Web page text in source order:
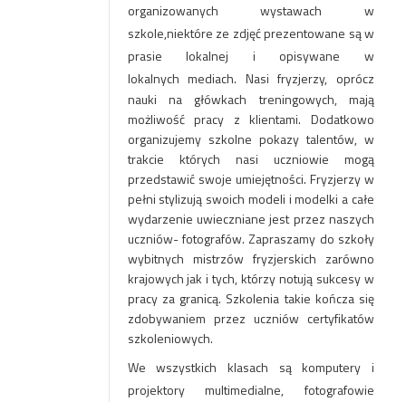
organizowanych wystawach w
szkole,niektóre ze zdjęć prezentowane są w
prasie lokalnej i opisywane w
lokalnychmediach. Nasi fryzjerzy, oprócz
nauki na główkach treningowych, mają
możliwość pracy z klientami. Dodatkowo
organizujemy szkolne pokazy talentów, w
trakcie których nasi uczniowie mogą
przedstawić swoje umiejętności. Fryzjerzy w
pełni stylizują swoich modeli i modelki a całe
wydarzenie uwieczniane jest przez naszych
uczniów- fotografów. Zapraszamy do szkoły
wybitnych mistrzów fryzjerskich zarówno
krajowych jak i tych, którzy notują sukcesy w
pracy za granicą. Szkolenia takie kończa się
zdobywaniem przez uczniów certyfikatów
szkoleniowych.
We wszystkich klasach są komputery i
projektory multimedialne, fotografowie